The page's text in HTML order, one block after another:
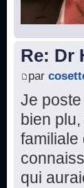
Re: Dr
par
Je
bien
familiale
qui